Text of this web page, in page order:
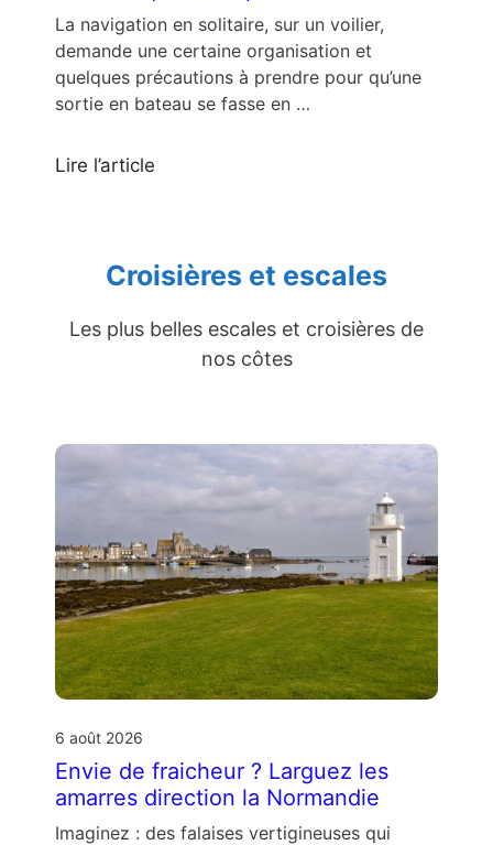
La navigation en solitaire, sur un voilier,
demande une certaine organisation et
quelques précautions à prendre pour qu’une
sortie en bateau se fasse en …
Lire l’article
Croisières et escales
Les plus belles escales et croisières de
nos côtes
6 août 2026
Envie de fraicheur ? Larguez les
amarres direction la Normandie
Imaginez : des falaises vertigineuses qui